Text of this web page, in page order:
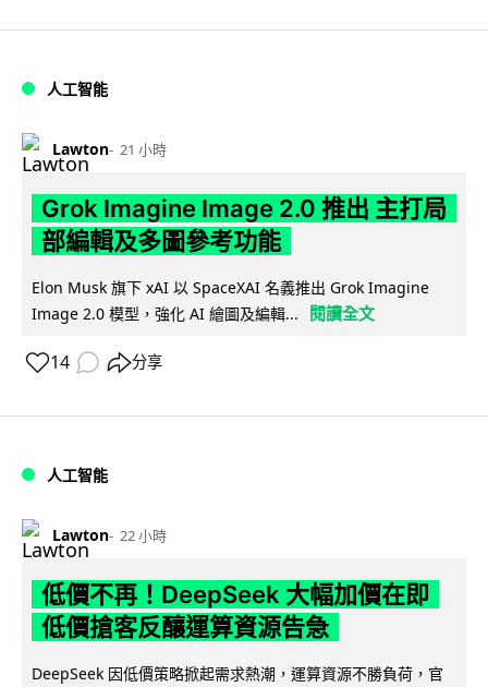
人工智能
Lawton 21 小時
Grok Imagine Image 2.0 推出 主打局
部編輯及多圖參考功能
Elon Musk 旗下 xAI 以 SpaceXAI 名義推出 Grok Imagine
Image 2.0 模型，強化 AI 繪圖及編輯...
閱讀全文
14 分享
人工智能
Lawton 22 小時
低價不再！DeepSeek 大幅加價在即
低價搶客反釀運算資源告急
DeepSeek 因低價策略掀起需求熱潮，運算資源不勝負荷，官